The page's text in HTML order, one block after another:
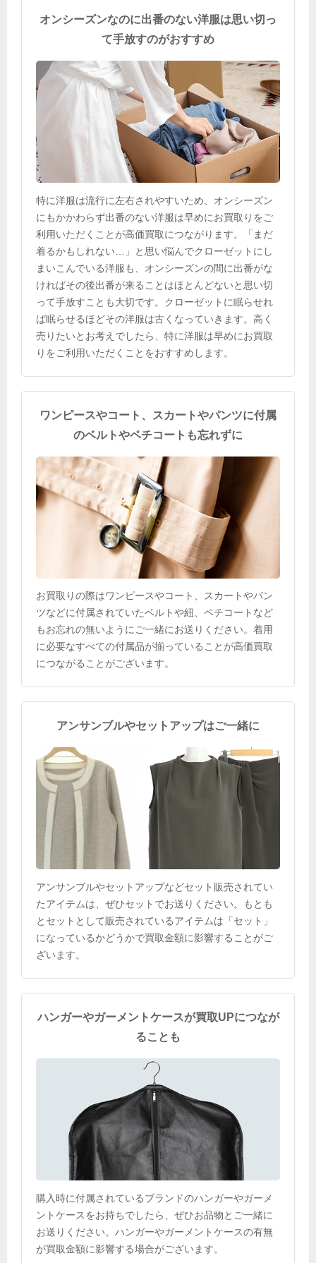
オンシーズンなのに出番のない洋服は思い切っ
て手放すのがおすすめ
特に洋服は流行に左右されやすいため、オンシーズン
にもかかわらず出番のない洋服は早めにお買取りをご
利用いただくことが高価買取につながります。「まだ
着るかもしれない…」と思い悩んでクローゼットにし
まいこんでいる洋服も、オンシーズンの間に出番がな
ければその後出番が来ることはほとんどないと思い切
って手放すことも大切です。クローゼットに眠らせれ
ば眠らせるほどその洋服は古くなっていきます。高く
売りたいとお考えでしたら、特に洋服は早めにお買取
りをご利用いただくことをおすすめします。
ワンピースやコート、スカートやパンツに付属
のベルトやペチコートも忘れずに
お買取りの際はワンピースやコート、スカートやパン
ツなどに付属されていたベルトや紐、ペチコートなど
もお忘れの無いようにご一緒にお送りください。着用
に必要なすべての付属品が揃っていることが高価買取
につながることがございます。
アンサンブルやセットアップはご一緒に
アンサンブルやセットアップなどセット販売されてい
たアイテムは、ぜひセットでお送りください。もとも
とセットとして販売されているアイテムは「セット」
になっているかどうかで買取金額に影響することがご
ざいます。
ハンガーやガーメントケースが買取UPにつなが
ることも
購入時に付属されているブランドのハンガーやガーメ
ントケースをお持ちでしたら、ぜひお品物とご一緒に
お送りください。ハンガーやガーメントケースの有無
が買取金額に影響する場合がございます。